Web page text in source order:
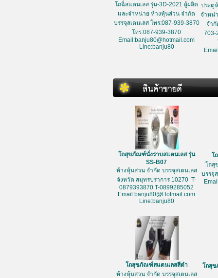
โถฉี่สแตนเลส รุ่น-3D-2021 ผู้ผลิต
และจำหน่าย ห้างหุ้นส่วน จำกัด
บรรจุสเตนเลส โทร:087-939-3870
โทร:087-939-3870
Email:banju80@hotmail.com
Line:banju80
ประตู
จำหน่
จำกั
703-
โถสุขภัณฑ์นั่งราบสแตนเลส รุ่น
SS-B07
ห้างหุ้นส่วน จำกัด บรรจุสเตนเลส
จังหวัด สมุทรปราการ 10270 T-
0879393870 T-0899285052
Email:banju80@Hotmail.com
Line:banju80
โ
โถสุ
บรรจุ
โถสุขภัณฑ์สแตนเลสสีดำ
ห้างหุ้นส่วน จำกัด บรรจุสเตนเลส
โถสุ